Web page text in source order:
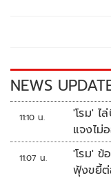
k k
NEWS
11:10 น.
'โรม' ไ
แจงไม่
11:07 น.
'โรม' ข้
ฟุ้งขยี้